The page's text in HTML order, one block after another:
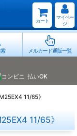
カート
マイペー
ジ
メルカード通販一覧
コンビニ 払いOK
11/65》
11/65》